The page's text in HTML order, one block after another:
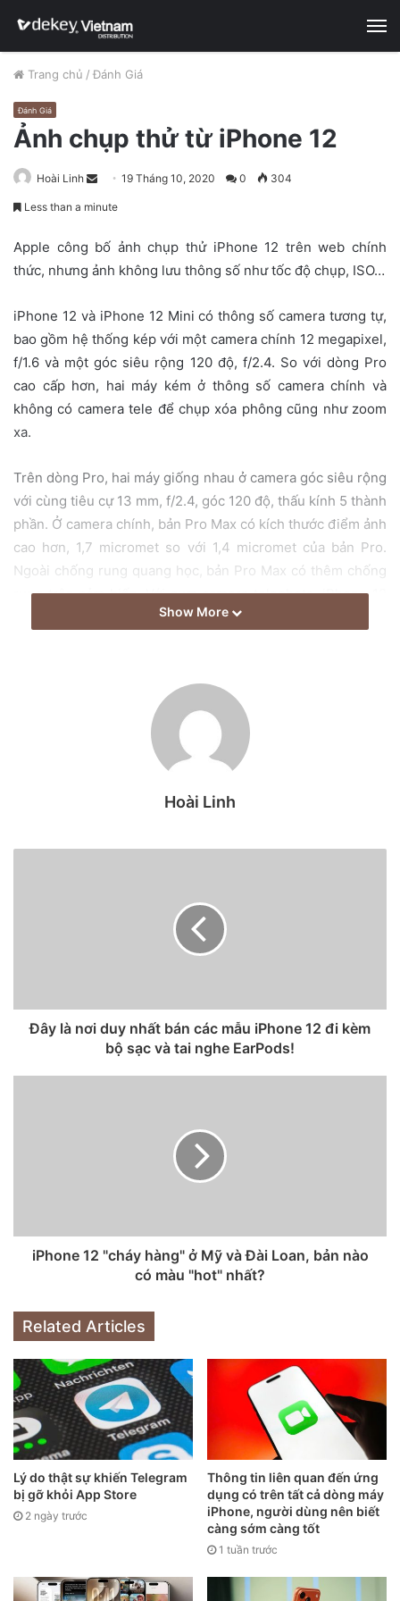
Trang chủ / Đánh Giá
Đánh Giá
Ảnh chụp thử từ iPhone 12
Hoài Linh
d
a
i
l
19 Tháng 10, 2020 0 304
Less than a minute
Apple công bố ảnh chụp thử iPhone 12 trên web chính
thức, nhưng ảnh không lưu thông số như tốc độ chụp, ISO…
iPhone 12 và iPhone 12 Mini có thông số camera tương tự,
bao gồm hệ thống kép với một camera chính 12 megapixel,
f/1.6 và một góc siêu rộng 120 độ, f/2.4. So với dòng Pro
cao cấp hơn, hai máy kém ở thông số camera chính và
không có camera tele để chụp xóa phông cũng như zoom
xa.
Trên dòng Pro, hai máy giống nhau ở camera góc siêu rộng
với cùng tiêu cự 13 mm, f/2.4, góc 120 độ, thấu kính 5 thành
phần. Ở camera chính, bản Pro Max có kích thước điểm ảnh
cao hơn, 1,7 micromet so với 1,4 micromet của bản Pro.
Ngoài chống rung quang học, bản Pro Max có thêm chống
rung trên cảm biến. Với cụm camera telephoto, iPhone 12
Pro Max có tiêu cự xa hơn là 65 mm so với 52 mm nhưng
Apple công bố ảnh chụp thử trên web chính thức nhưng
ảnh không còn lưu thông số chụp như tốc độ chụp, ISO…
Với dòng Pro, hãng cũng không nói rõ ảnh nào được chụp
từ iPhone 12 Pro hoặc Pro Max.
Ảnh chụp thử từ iPhone 12 Mini và iPhone 12:
Ảnh chụp thử từ iPhone 12 Pro Max hoặc iPhone 12 Pro:
Hoài Anh
Show More
Hoài Linh
Đây là nơi duy nhất bán các mẫu iPhone 12 đi kèm
bộ sạc và tai nghe EarPods!
iPhone 12 "cháy hàng" ở Mỹ và Đài Loan, bản nào
có màu "hot" nhất?
Related Articles
Lý do thật sự khiến Telegram
bị gỡ khỏi App Store
2 ngày trước
Thông tin liên quan đến ứng
dụng có trên tất cả dòng máy
iPhone, người dùng nên biết
càng sớm càng tốt
1 tuần trước